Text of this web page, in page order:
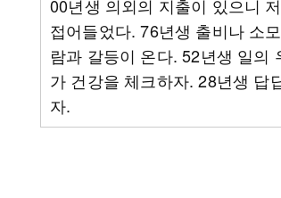
00년생 의외의 지출이 있으니
접어들었다. 76년생 출비나 소
람과 갈등이 온다. 52년생 일의
가 건강을 체크하자. 28년생 답
자.